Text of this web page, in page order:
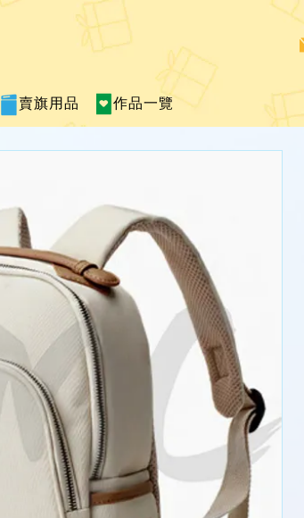
賣旗用品 作品一覽